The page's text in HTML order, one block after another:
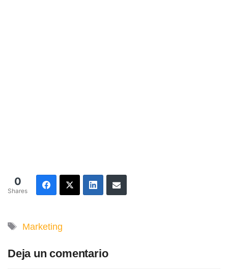
0
Shares
Etiquetas
Marketing
Deja un comentario